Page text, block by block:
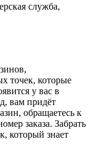
служба,
точек, которые
у вас в
вам придёт
обращаетесь к
заказа. Забрать
который знает